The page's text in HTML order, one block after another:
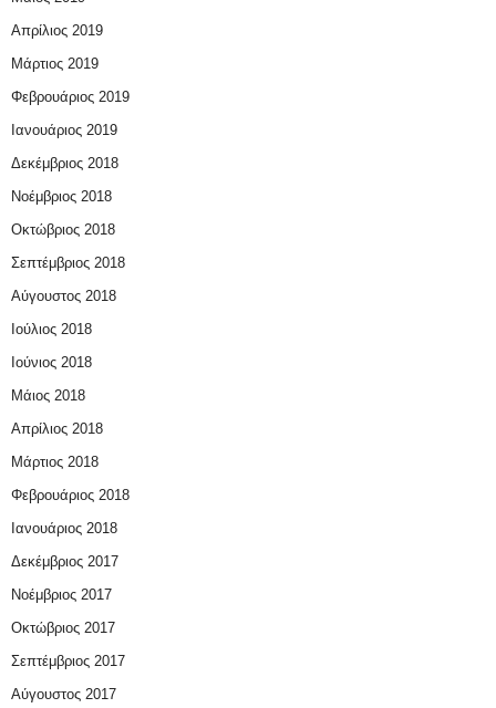
Απρίλιος 2019
Μάρτιος 2019
Φεβρουάριος 2019
Ιανουάριος 2019
Δεκέμβριος 2018
Νοέμβριος 2018
Οκτώβριος 2018
Σεπτέμβριος 2018
Αύγουστος 2018
Ιούλιος 2018
Ιούνιος 2018
Μάιος 2018
Απρίλιος 2018
Μάρτιος 2018
Φεβρουάριος 2018
Ιανουάριος 2018
Δεκέμβριος 2017
Νοέμβριος 2017
Οκτώβριος 2017
Σεπτέμβριος 2017
Αύγουστος 2017